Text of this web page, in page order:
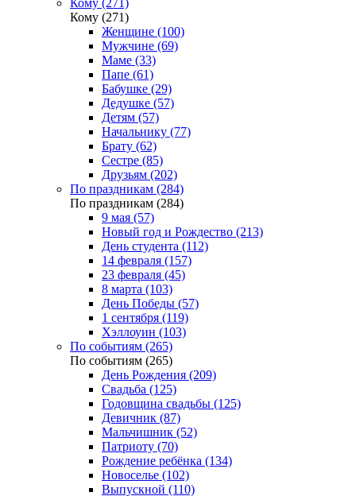
Кому (271)
Кому (271)
Женщине (100)
Мужчине (69)
Маме (33)
Папе (61)
Бабушке (29)
Дедушке (57)
Детям (57)
Начальнику (77)
Брату (62)
Сестре (85)
Друзьям (202)
По праздникам (284)
По праздникам (284)
9 мая (57)
Новый год и Рождество (213)
День студента (112)
14 февраля (157)
23 февраля (45)
8 марта (103)
День Победы (57)
1 сентября (119)
Хэллоуин (103)
По событиям (265)
По событиям (265)
День Рождения (209)
Свадьба (125)
Годовщина свадьбы (125)
Девичник (87)
Мальчишник (52)
Патриоту (70)
Рождение ребёнка (134)
Новоселье (102)
Выпускной (110)